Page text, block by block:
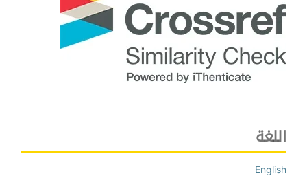
اللغة
English